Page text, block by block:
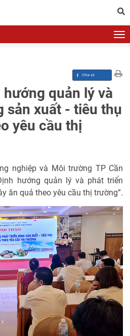
quản lý và
sản xuất - tiêu thụ
yêu cầu thị
nghiệp và Môi trường TP Cần
hướng quản lý và phát triển
ăn quả theo yêu cầu thị trường”.